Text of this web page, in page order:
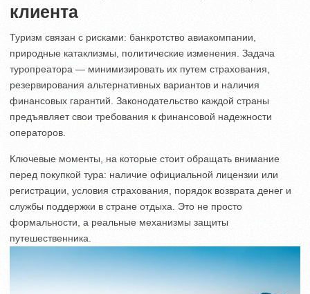
клиента
Туризм связан с рисками: банкротство авиакомпании,
природные катаклизмы, политические изменения. Задача
туропреатора — минимизировать их путем страхования,
резервирования альтернативных вариантов и наличия
финансовых гарантий. Законодательство каждой страны
предъявляет свои требования к финансовой надежности
операторов.
Ключевые моменты, на которые стоит обращать внимание
перед покупкой тура: наличие официальной лицензии или
регистрации, условия страхования, порядок возврата денег и
службы поддержки в стране отдыха. Это не просто
формальности, а реальные механизмы защиты
путешественника.